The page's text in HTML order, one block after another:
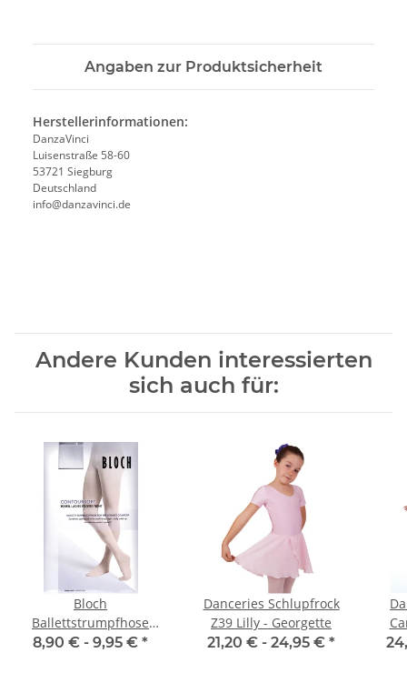
Angaben zur Produktsicherheit
Herstellerinformationen:
DanzaVinci
Luisenstraße 58-60
53721 Siegburg
Deutschland
info@danzavinci.de
Andere Kunden interessierten
sich auch für:
Bloch
Ballettstrumpfhose
T0981 Footed Tight
8,90 € - 9,95 € *
Danceries Schlupfrock
Z39 Lilly - Georgette
21,20 € - 24,95 € *